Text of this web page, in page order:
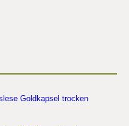
Goldkapsel trocken